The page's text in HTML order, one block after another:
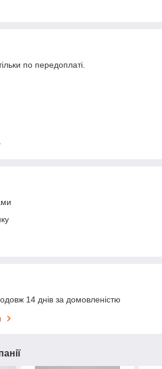
по передоплаті.
14 днів за домовленістю